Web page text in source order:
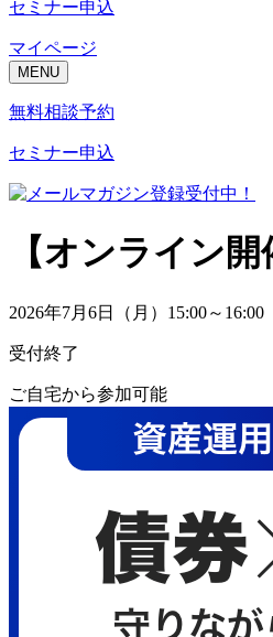
セミナー申込
マイページ
MENU
無料相談予約
セミナー申込
【オンライン開
2026年7月6日（月）15:00～16:00
受付終了
ご自宅から参加可能